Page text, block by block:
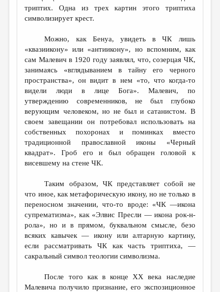
триптих. Одна из трех картин этого триптиха
символизирует крест.
Можно, как Бенуа, увидеть в ЧК лишь
«квазиикону» или «антиикону», но вспомним, как
сам Малевич в 1920 году заявлял, что, созерцая ЧК,
занимаясь «вглядыванием в тайну его черного
пространства», он видит в нем «то, что когда-то
видели люди в лице Бога». Малевич, по
утверждению современников, не был глубоко
верующим человеком, но не был и сатанистом. В
своем завещании он потребовал использовать на
собственных похоронах и поминках вместо
традиционной православной иконы «Черный
квадрат». Гроб его и был обращен головой к
висевшему на стене ЧК.
Таким образом, ЧК представляет собой не
что иное, как метафорическую икону, но не только в
переносном значении, что-то вроде: «ЧК —икона
супрематизма», как «Элвис Пресли — икона рок-н-
рола», но и в прямом, буквальном смысле, безо
всяких кавычек — икону или алтарную картину,
если рассматривать ЧК как часть триптиха, —
сакральный символ теологии символизма.
После того как в конце XX века наследие
Малевича получило признание, его экспозиционное